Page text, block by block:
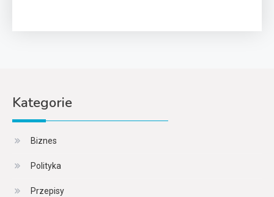
Kategorie
Biznes
Polityka
Przepisy